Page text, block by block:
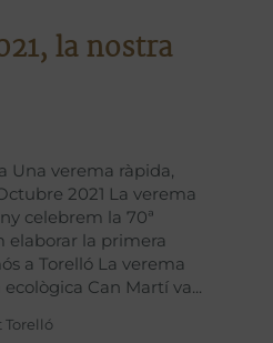
la nostra
Una verema ràpida,
2021 La verema
celebrem la 70ª
elaborar la primera
a Torelló La verema
ecològica Can Martí va